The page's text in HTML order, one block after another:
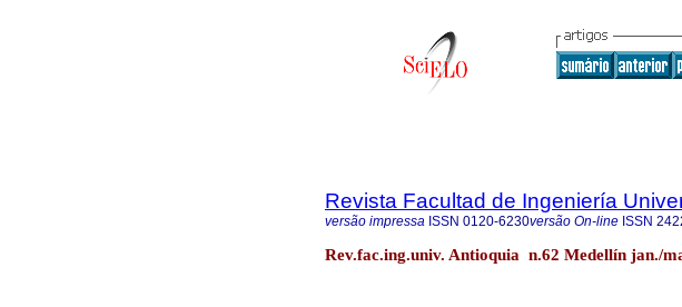
Revista Facultad de Ingeniería
versão impressa ISSN 0120-6230versão On-line ISSN
Rev.fac.ing.univ. Antioquia n.62 Medellín jan./